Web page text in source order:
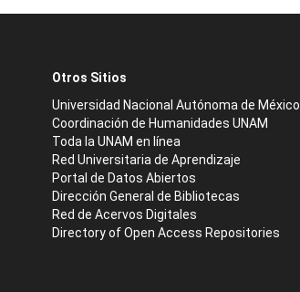
Otros Sitios
Universidad Nacional Autónoma de México
Coordinación de Humanidades UNAM
Toda la UNAM en línea
Red Universitaria de Aprendizaje
Portal de Datos Abiertos
Dirección General de Bibliotecas
Red de Acervos Digitales
Directory of Open Access Repositories